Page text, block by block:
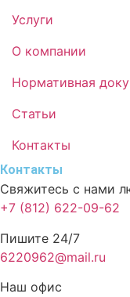
Услуги
О компании
Нормативная
Статьи
Контакты
Контакты
Свяжитесь с нами
+7 (812) 622-09-62
Пишите 24/7
6220962@mail.ru
Наш офис